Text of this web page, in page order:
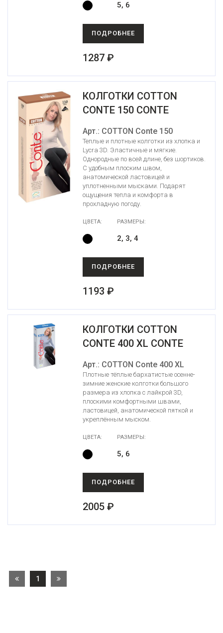
5, 6
ПОДРОБНЕЕ
1287 ₽
КОЛГОТКИ COTTON
CONTE 150 CONTE
Арт.: COTTON Conte 150
Теплые и плотные колготки из хлопка и
Lycra 3D. Эластичные и мягкие.
Однородные по всей длине, без шортиков.
С удобным плоским швом,
анатомической ластовицей и
уплотненными мысками. Подарят
ощущения тепла и комфорта в
прохладную погоду.
ЦВЕТА: РАЗМЕРЫ:
2, 3, 4
ПОДРОБНЕЕ
1193 ₽
КОЛГОТКИ COTTON
CONTE 400 XL CONTE
Арт.: COTTON Conte 400 XL
Плотные тёплые бархатистые осенне-
зимние женские колготки большого
размера из хлопка с лайкрой 3D,
плоскими комфортными швами,
ластовицей, анатомической пяткой и
укреплённым мыском.
ЦВЕТА: РАЗМЕРЫ:
5, 6
ПОДРОБНЕЕ
2005 ₽
1